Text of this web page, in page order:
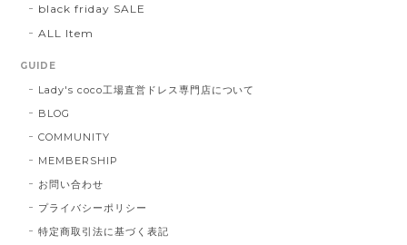
black friday SALE
ALL Item
GUIDE
Lady's coco工場直営ドレス専門店について
BLOG
COMMUNITY
MEMBERSHIP
お問い合わせ
プライバシーポリシー
特定商取引法に基づく表記